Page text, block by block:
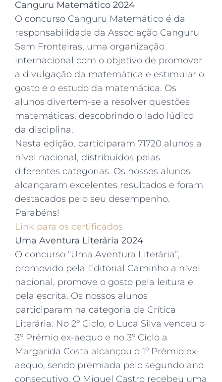
Canguru Matemático 2024
O concurso Canguru Matemático é da
responsabilidade da Associação Canguru
Sem Fronteiras, uma organização
internacional com o objetivo de promover
a divulgação da matemática e estimular o
gosto e o estudo da matemática. Os
alunos divertem-se a resolver questões
matemáticas, descobrindo o lado lúdico
da disciplina.
Nesta edição, participaram 71720 alunos a
nível nacional, distribuídos pelas
diferentes categorias. Os nossos alunos
alcançaram excelentes resultados e foram
destacados pelo seu desempenho.
Parabéns!
Link para os certificados
Uma Aventura Literária 2024
O concurso “Uma Aventura Literária”,
promovido pela Editorial Caminho a nível
nacional, promove o gosto pela leitura e
pela escrita. Os nossos alunos
participaram na categoria de Crítica
Literária. No 2º Ciclo, o Luca Silva venceu o
3º Prémio ex-aequo e no 3º Ciclo a
Margarida Costa alcançou o 1º Prémio ex-
aequo, sendo premiada pelo segundo ano
consecutivo. O Miguel Castro recebeu uma